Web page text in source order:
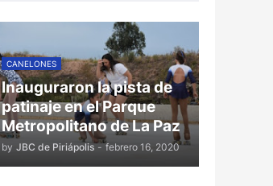
CANELONES
Inauguraron la pista de
patinaje en el Parque
Metropolitano de La Paz
by JBC de Piriápolis - febrero 16, 2020